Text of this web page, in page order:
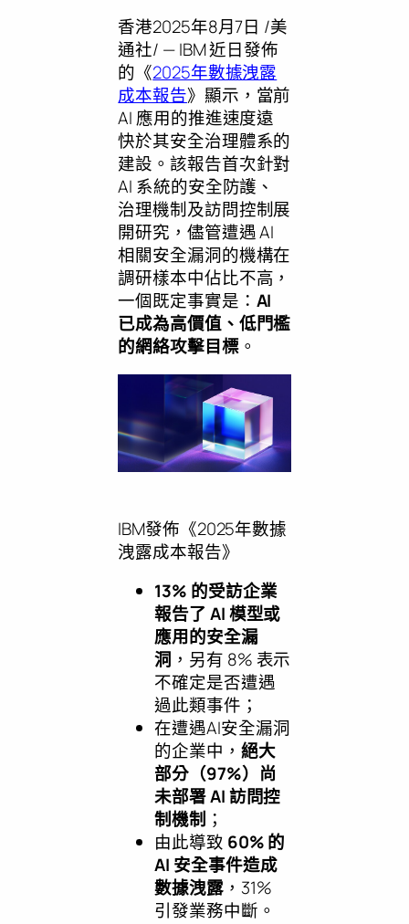
香港2025年8月7日 /美
通社/ — IBM 近日發佈
的《2025年數據洩露
成本報告》顯示，當前
AI 應用的推進速度遠
快於其安全治理體系的
建設。該報告首次針對
AI 系統的安全防護、
治理機制及訪問控制展
開研究，儘管遭遇 AI
相關安全漏洞的機構在
調研樣本中佔比不高，
一個既定事實是： AI
已成為高價值、低門檻
的網絡攻擊目標。
IBM發佈《2025年數據
洩露成本報告》
13% 的受訪企業
報告了 AI 模型或
應用的安全漏
洞 ，另有 8% 表示
不確定是否遭遇
過此類事件；
在遭遇AI安全漏洞
的企業中， 絕大
部分（97%）尚
未部署 AI 訪問控
制機制 ；
由此導致 60% 的
AI 安全事件造成
數據洩露，31%
引發業務中斷。